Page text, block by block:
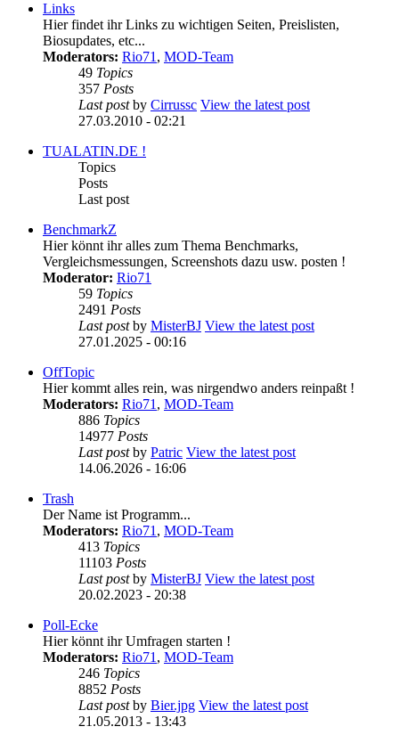
Links
Hier findet ihr Links zu wichtigen Seiten, Preislisten,
Biosupdates, etc...
Moderators: Rio71, MOD-Team
49 Topics
357 Posts
Last postby Cirrussc View the latest post
27.03.2010 - 02:21
TUALATIN.DE !
Topics
Posts
Last post
BenchmarkZ
Hier könnt ihr alles zum Thema Benchmarks,
Vergleichsmessungen, Screenshots dazu usw. posten !
Moderator: Rio71
59 Topics
2491 Posts
Last postby MisterBJ View the latest post
27.01.2025 - 00:16
OffTopic
Hier kommt alles rein, was nirgendwo anders reinpaßt !
Moderators: Rio71, MOD-Team
886 Topics
14977 Posts
Last postby Patric View the latest post
14.06.2026 - 16:06
Trash
Der Name ist Programm...
Moderators: Rio71, MOD-Team
413 Topics
11103 Posts
Last postby MisterBJ View the latest post
20.02.2023 - 20:38
Poll-Ecke
Hier könnt ihr Umfragen starten !
Moderators: Rio71, MOD-Team
246 Topics
8852 Posts
Last postby Bier.jpg View the latest post
21.05.2013 - 13:43